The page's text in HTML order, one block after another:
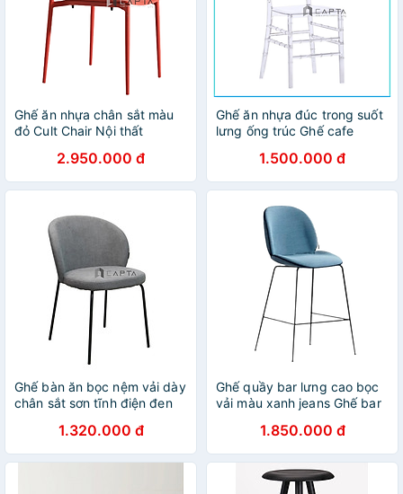
Ghế ăn nhựa chân sắt màu
đỏ Cult Chair Nội thất
hình vuông phong cách Italy
hiện đại Ghế cafe tiếp khách
xếp chồng
2.950.000 đ
Ghế ăn nhựa đúc trong suốt
lưng ống trúc Ghế cafe
Tiffany 2A-PC
1.500.000 đ
Ghế bàn ăn bọc nệm vải dày
chân sắt sơn tĩnh điện đen
ngủ đẹp tại HCM ECO 16A-F
1.320.000 đ
Ghế quầy bar lưng cao bọc
vải màu xanh jeans Ghế bar
điện Blue Jeans Color Bar
Stools CB Beetle-F – Nội thất
CAPTA
1.850.000 đ